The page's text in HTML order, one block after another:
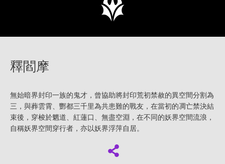
釋閻摩
無始暗界封印一族的鬼才，曾協助將封印荒初禁赦的異空間分割為
三，與葬雲霄、酆都三千里為共患難的戰友，在當初的凋亡禁決結
束後，穿梭於魍道、紅蓮口、無盡空淵，在不同的妖界空間流浪，
自稱妖界空間穿行者，亦以妖界浮萍自居。